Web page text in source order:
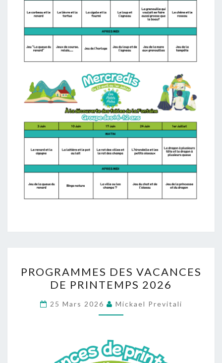
DES
VACANCES
DE
PRINTEMPS
PROGRAMMES DES VACANCES
DE PRINTEMPS 2026
25 Mars 2026 Mickael Previtali